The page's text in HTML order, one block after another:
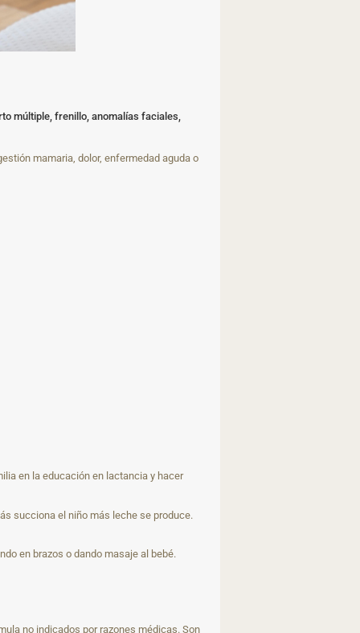
múltiple, frenillo, anomalías faciales,
mamaria, dolor, enfermedad aguda o
en la educación en lactancia y hacer
succiona el niño más leche se produce.
en brazos o dando masaje al bebé.
no indicados por razones médicas. Son